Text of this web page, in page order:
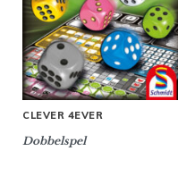
CLEVER 4EVER
Dobbelspel